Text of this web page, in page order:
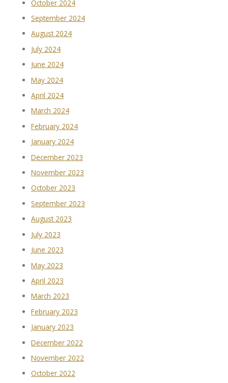
October 2024
September 2024
August 2024
July 2024
June 2024
May 2024
April 2024
March 2024
February 2024
January 2024
December 2023
November 2023
October 2023
September 2023
August 2023
July 2023
June 2023
May 2023
April 2023
March 2023
February 2023
January 2023
December 2022
November 2022
October 2022